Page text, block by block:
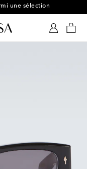
une sélection